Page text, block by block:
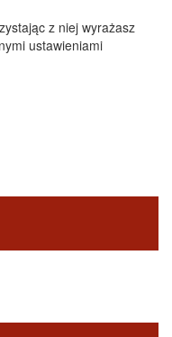
z niej wyrażasz
ustawieniami